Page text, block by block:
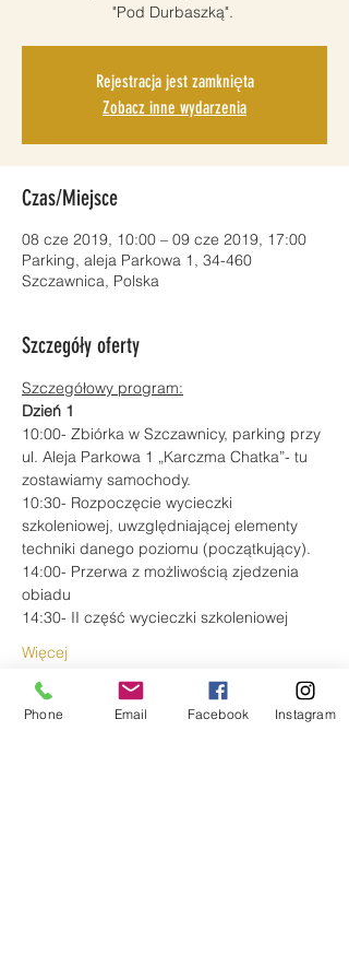
"Pod Durbaszką".
Rejestracja jest zamknięta
Zobacz inne wydarzenia
Czas/Miejsce
08 cze 2019, 10:00 – 09 cze 2019, 17:00
Parking, aleja Parkowa 1, 34-460
Szczawnica, Polska
Szczegóły oferty
Szczegółowy program:
Dzień 1
10:00- Zbiórka w Szczawnicy, parking przy
ul. Aleja Parkowa 1 „Karczma Chatka”- tu
zostawiamy samochody.
10:30- Rozpoczęcie wycieczki
szkoleniowej, uwzględniającej elementy
techniki danego poziomu (początkujący).
14:00- Przerwa z możliwością zjedzenia
obiadu
14:30- II część wycieczki szkoleniowej
Więcej
Bilety
Phone Email Facebook Instagram